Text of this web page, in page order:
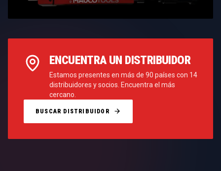
ENCUENTRA UN DISTRIBUIDOR
Estamos presentes en más de 90 países con 14
distribuidores y socios. Encuentra el más
cercano.
BUSCAR DISTRIBUIDOR